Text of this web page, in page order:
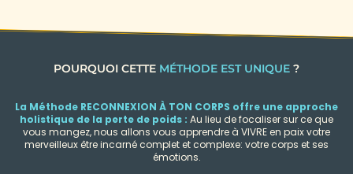
POURQUOI CETTE MÉTHODE EST UNIQUE ?
La Méthode RECONNEXION À TON CORPS offre une approche
holistique de la perte de poids : Au lieu de focaliser sur ce que
vous mangez, nous allons vous apprendre à VIVRE en paix votre
merveilleux être incarné complet et complexe: votre corps et ses
émotions.